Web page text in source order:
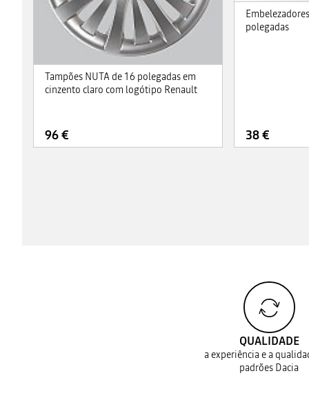
Tampões NUTA de 16 polegadas em
cinzento claro com logótipo Renault
96 €
polegadas
38 €
QUALIDADE
a experiência e a
padrões Dacia